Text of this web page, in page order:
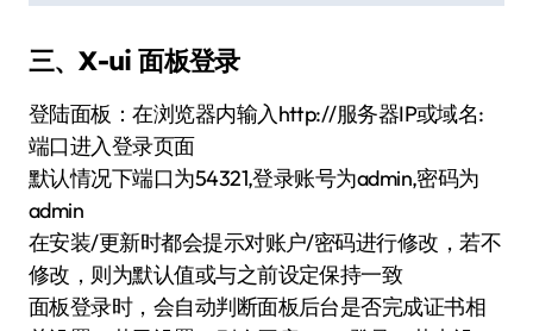
三、X-ui 面板登录
登陆面板：在浏览器内输入http://服务器IP或域名:
端口进入登录页面
默认情况下端口为54321,登录账号为admin,密码为
admin
在安装/更新时都会提示对账户/密码进行修改，若不
修改，则为默认值或与之前设定保持一致
面板登录时，会自动判断面板后台是否完成证书相